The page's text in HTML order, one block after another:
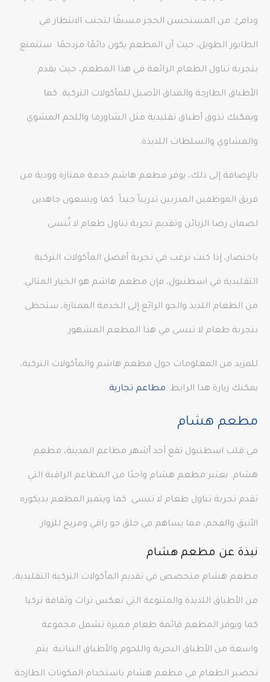
ودافئ. من المستحسن الحجز مسبقًا لتجنب الانتظار في
الطابور الطويل، حيث أن المطعم يكون دائمًا مزدحمًا. ستتمتع
بتجربة تناول الطعام الرائعة في هذا المطعم، حيث يقدم
الأطباق الطازجة والمذاق الأصيل للمأكولات التركية. كما
ويمكنك تذوق أطباق تقليدية مثل الشاورما واللحم المشوي
والمشاوي والسلطات اللذيذة.
بالإضافة إلى ذلك، يوفر مطعم هاشم خدمة ممتازة وودية من
فريق الموظفين المدربين تدريباً جيداً. كما ويسعون جاهدين
لضمان رضا الزبائن وتقديم تجربة تناول طعام لا تُنسى.
باختصار، إذا كنت ترغب في تجربة أفضل المأكولات التركية
التقليدية في اسطنبول، فإن مطعم هاشم هو الخيار المثالي.
من الطعام اللذيذ والجو الرائع إلى الخدمة الممتازة، ستحظى
بتجربة طعام لا تنسى في هذا المطعم المشهور.
للمزيد من المعلومات حول مطعم هاشم والمأكولات التركية،
يمكنك زيارة هذا الرابط: مطاعم تجارية.
مطعم هشام
في قلب اسطنبول تقع أحد أشهر مطاعم المدينة، مطعم
هشام. يعتبر مطعم هشام واحدًا من المطاعم الراقية التي
تقدم تجربة تناول طعام لا تنسى. كما ويتميز المطعم بديكوره
الأنيق والفخم، مما يساهم في خلق جو راقي ومريح للزوار.
نبذة عن مطعم هشام
مطعم هشام متخصص في تقديم المأكولات التركية التقليدية،
من الأطباق اللذيذة والمتنوعة التي تعكس تراث وثقافة تركيا.
كما ويوفر المطعم قائمة طعام مميزة تشمل مجموعة
واسعة من الأطباق البحرية واللحوم والأطباق النباتية. يتم
تحضير الطعام في مطعم هشام باستخدام المكونات الطازجة